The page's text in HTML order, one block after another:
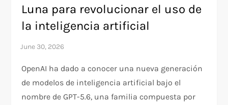
Luna para revolucionar el uso de
la inteligencia artificial
OpenAI ha dado a conocer una nueva generación
de modelos de inteligencia artificial bajo el
nombre de GPT-5.6, una familia compuesta por